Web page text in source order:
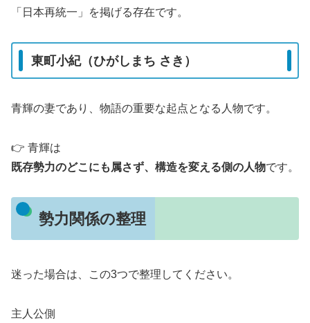
「日本再統一」を掲げる存在です。
東町小紀（ひがしまち さき）
青輝の妻であり、物語の重要な起点となる人物です。
👉 青輝は
既存勢力のどこにも属さず、構造を変える側の人物です。
勢力関係の整理
迷った場合は、この3つで整理してください。
主人公側